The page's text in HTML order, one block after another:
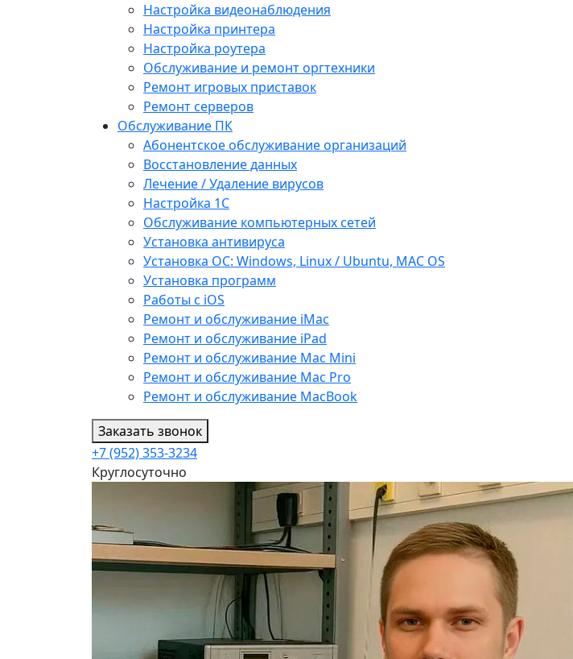
Настройка видеонаблюдения
Настройка принтера
Настройка роутера
Обслуживание и ремонт оргтехники
Ремонт игровых приставок
Ремонт серверов
Обслуживание ПК
Абонентское обслуживание организаций
Восстановление данных
Лечение / Удаление вирусов
Настройка 1С
Обслуживание компьютерных сетей
Установка антивируса
Установка ОС: Windows, Linux / Ubuntu, МАС OS
Установка программ
Работы с iOS
Ремонт и обслуживание iMac
Ремонт и обслуживание iPad
Ремонт и обслуживание Mac Mini
Ремонт и обслуживание Mac Pro
Ремонт и обслуживание MacBook
Заказать звонок
+7 (952) 353-3234
Круглосуточно